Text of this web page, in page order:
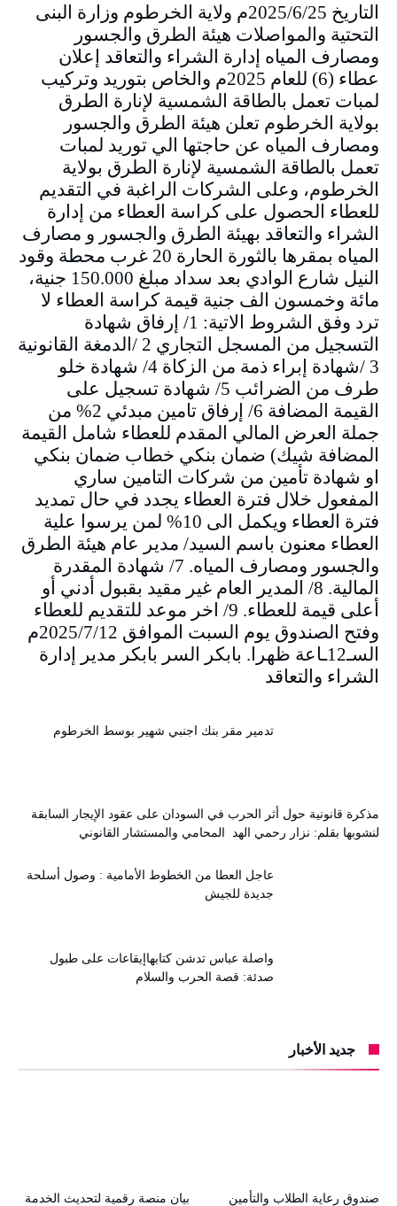
التاريخ 2025/6/25م ولاية الخرطوم وزارة البنى
التحتية والمواصلات هيئة الطرق والجسور
ومصارف المياه إدارة الشراء والتعاقد إعلان
عطاء (6) للعام 2025م والخاص بتوريد وتركيب
لمبات تعمل بالطاقة الشمسية لإنارة الطرق
بولاية الخرطوم تعلن هيئة الطرق والجسور
ومصارف المياه عن حاجتها الي توريد لمبات
تعمل بالطاقة الشمسية لإنارة الطرق بولاية
الخرطوم، وعلى الشركات الراغبة في التقديم
للعطاء الحصول على كراسة العطاء من إدارة
الشراء والتعاقد بهيئة الطرق والجسور و مصارف
المياه بمقرها بالثورة الحارة 20 غرب محطة وقود
النيل شارع الوادي بعد سداد مبلغ 150.000 جنية،
مائة وخمسون الف جنية قيمة كراسة العطاء لا
ترد وفق الشروط الاتية: 1/ إرفاق شهادة
التسجيل من المسجل التجاري 2 /الدمغة القانونية
3 /شهادة إبراء ذمة من الزكاة 4/ شهادة خلو
طرف من الضرائب 5/ شهادة تسجيل على
القيمة المضافة 6/ إرفاق تامين مبدئي 2% من
جملة العرض المالي المقدم للعطاء شامل القيمة
المضافة شيك) ضمان بنكي خطاب ضمان بنكي
او شهادة تأمين من شركات التامين ساري
المفعول خلال فترة العطاء يجدد في حال تمديد
فترة العطاء ويكمل الى 10% لمن يرسوا علية
العطاء معنون باسم السيد/ مدير عام هيئة الطرق
والجسور ومصارف المياه. 7/ شهادة المقدرة
المالية. 8/ المدير العام غير مقيد بقبول أدني أو
أعلى قيمة للعطاء. 9/ اخر موعد للتقديم للعطاء
وفتح الصندوق يوم السبت الموافق 2025/7/12م
السـ12ـاعة ظهرا. بابكر السر بابكر مدير إدارة
الشراء والتعاقد
تدمير مقر بنك اجنبي شهير بوسط الخرطوم
مذكرة قانونية حول أثر الحرب في السودان على عقود الإيجار السابقة
لنشوبها بقلم: نزار رحمي الهد المحامي والمستشار القانوني
عاجل العطا من الخطوط الأمامية : وصول أسلحة
جديدة للجيش
واصلة عباس تدشن كتابهاإيقاعات على طبول
صدئة: قصة الحرب والسلام
جديد الأخبار
بيان منصة رقمية لتحديث الخدمة
صندوق رعاية الطلاب والتأمين